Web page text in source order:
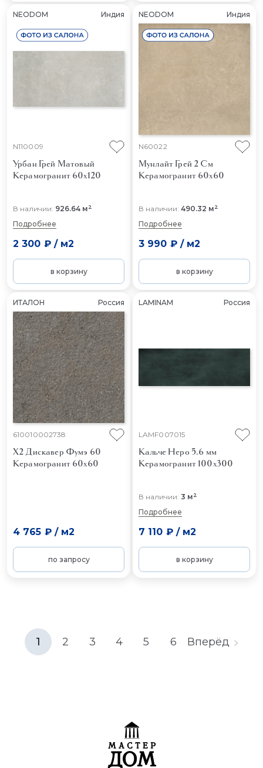
NEODOM Индия
N110009
Урбан Грей Матовый
Керамогранит 60x120
В наличии: 926.64 м2
Подробнее
2 300 ₽/ м2
в корзину
NEODOM Индия
N60022
Мунлайт Грей 2 См
Керамогранит 60x60
В наличии: 490.32 м2
Подробнее
3 990 ₽/ м2
в корзину
ИТАЛОН Россия
610010002738
X2 Дискавер Фумэ 60
Керамогранит 60x60
4 765 ₽/ м2
по запросу
LAMINAM Россия
LAMF007015
Кальче Неро 5.6 мм
Керамогранит 100x300
В наличии: 3 м2
Подробнее
7 110 ₽/ м2
в корзину
1 2 3 4 5 6 Вперёд